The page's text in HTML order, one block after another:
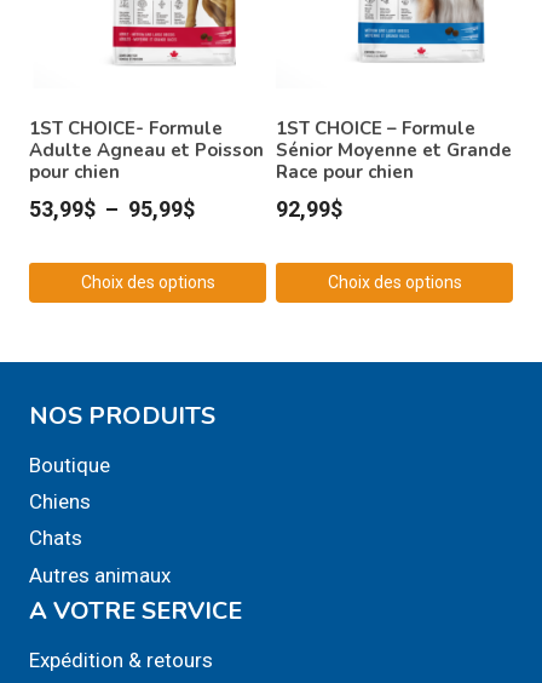
choisies
sur
la
produit
1ST CHOICE- Formule
Adulte Agneau et Poisson
pour chien
53,99$ – 95,99$Plage
prix :
53,99$
Choix des options
plusieurs
Les
options
peuvent
être
choisies
1ST CHOICE – Formule
Sénior Moyenne et Grande
Race pour chien
92,99$
Choix des options
NOS PRODUITS
Boutique
Chiens
Chats
Autres animaux
A VOTRE SERVICE
Expédition & retours